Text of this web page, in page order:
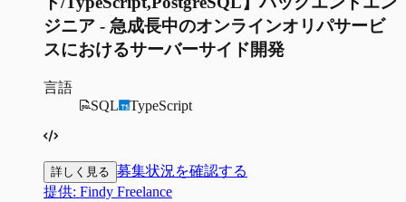
ジニア - 急成長中のオンラインオリパサービ
スにおけるサーバーサイド開発
言語
SQL
TypeScript
詳しく見る 募集状況を確認する
提供: Findy Freelance